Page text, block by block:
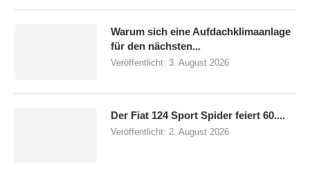
Warum sich eine Aufdachklimaanlage
für den nächsten...
Veröffentlicht: 3. August 2026
Der Fiat 124 Sport Spider feiert 60....
Veröffentlicht: 2. August 2026